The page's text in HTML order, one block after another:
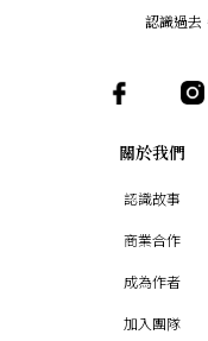
認識過去
關於我們
認識故事
商業合作
成為作者
加入團隊